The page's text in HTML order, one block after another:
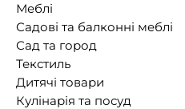
Меблі
Садові та балконні меблі
Сад та город
Текстиль
Дитячі товари
Кулінарія та посуд